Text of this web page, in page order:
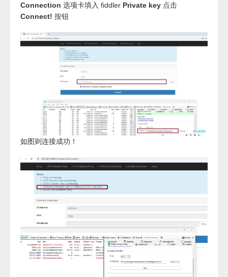
Connection 选项卡填入 fiddler Private key 点击
Connect! 按钮
如图则连接成功！